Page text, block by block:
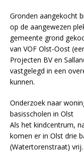
Gronden aangekocht
op de aangewezen
gemeente grond
van VOF Olst-Oost
Projecten BV en
vastgelegd in een
kunnen.
Onderzoek naar
basisscholen in Olst
Als het kindcentrum,
komen er in Olst drie
(Watertorenstraat)